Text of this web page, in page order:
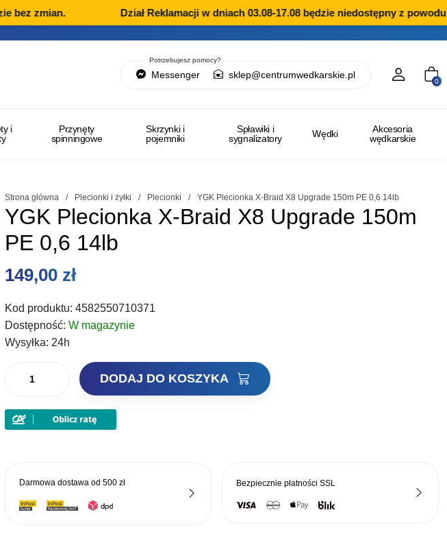
zmian. Dział Reklamacji w dniach 03.08-17.08 będzie niedostępny z
Potrzebujesz pomocy?
Messenger sklep@centrumwedkarskie.pl
0
i
Przynęty
spinningowe
Skrzynki i
pojemniki
Spławiki i
sygnalizatory
Wędki
Akcesoria
wędkarskie
Strona główna / Plecionki i żyłki / Plecionki / YGK Plecionka X-Braid X8 Upgrade 150m PE 0,6 14lb
YGK Plecionka X-Braid X8 Upgrade 150m
PE 0,6 14lb
149,00 zł
Kod produktu:4582550710371
Dostępność:W magazynie
Wysyłka:24h
X-
150m
PE
DODAJ DO KOSZYKA
Darmowa dostawa od500 zł Bezpiecznie płatnościSSL